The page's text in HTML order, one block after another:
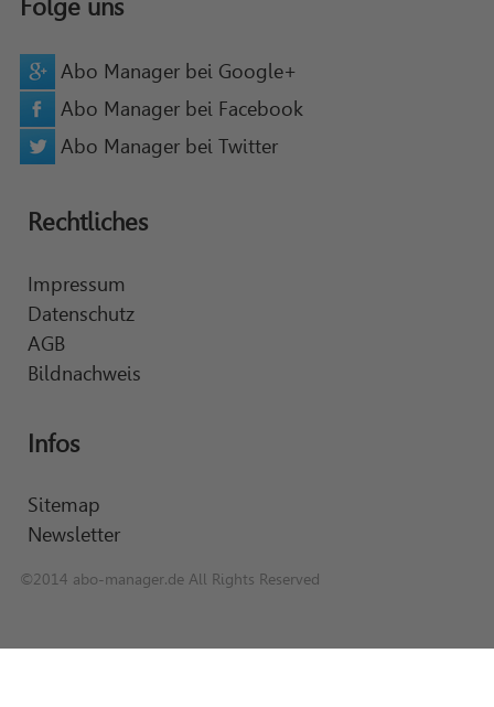
Folge uns
Abo Manager bei Google+
Abo Manager bei Facebook
Abo Manager bei Twitter
Rechtliches
Impressum
Datenschutz
AGB
Bildnachweis
Infos
Sitemap
Newsletter
©2014 abo-manager.de All Rights Reserved